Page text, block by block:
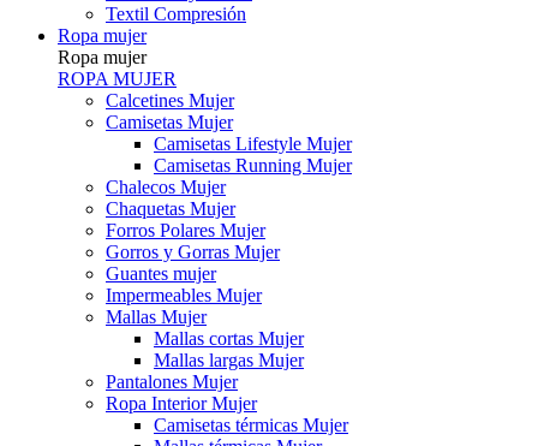
Textil Compresión
Ropa mujer
Ropa mujer
ROPA MUJER
Calcetines Mujer
Camisetas Mujer
Camisetas Lifestyle Mujer
Camisetas Running Mujer
Chalecos Mujer
Chaquetas Mujer
Forros Polares Mujer
Gorros y Gorras Mujer
Guantes mujer
Impermeables Mujer
Mallas Mujer
Mallas cortas Mujer
Mallas largas Mujer
Pantalones Mujer
Ropa Interior Mujer
Camisetas térmicas Mujer